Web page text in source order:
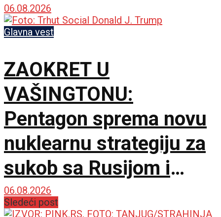
06.08.2026
Glavna vest
ZAOKRET U
VAŠINGTONU:
Pentagon sprema novu
nuklearnu strategiju za
sukob sa Rusijom i
Kinom
06.08.2026
Sledeći post